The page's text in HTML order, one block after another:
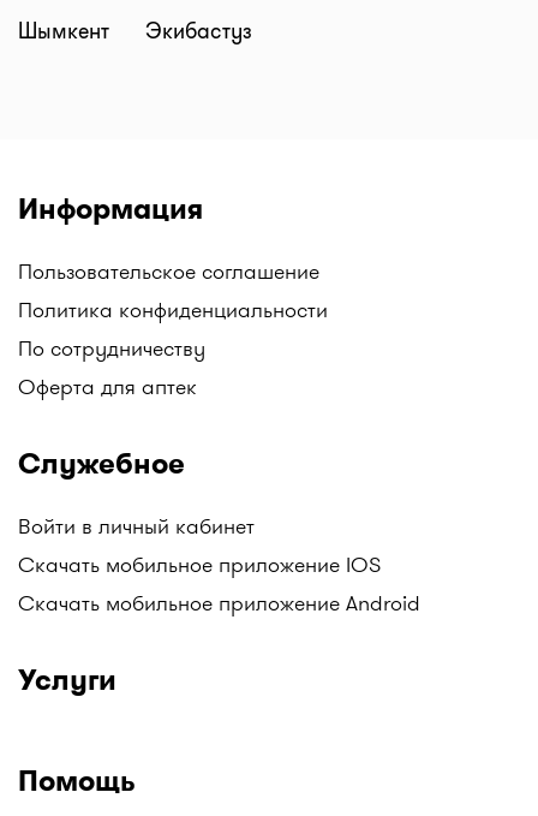
Шымкент
Экибастуз
Информация
Пользовательское соглашение
Политика конфиденциальности
По сотрудничеству
Оферта для аптек
Служебное
Войти в личный кабинет
Скачать мобильное приложение IOS
Скачать мобильное приложение Android
Услуги
Помощь